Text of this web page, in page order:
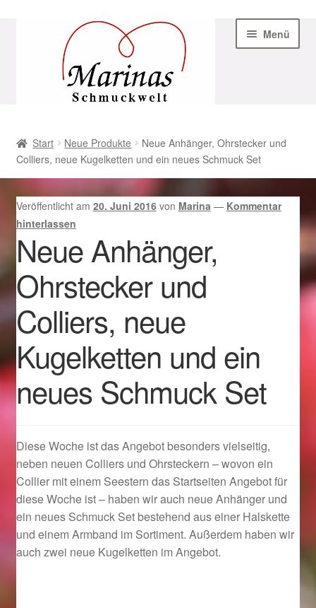
Navigation
Menü
AGB
Beispiel-Seite
Geschenke zu Ostern 2023
Geschenke zu Ostern 2024
Geschenkideen für Weihnachten 2022
Geschenkideen für Weihnachten 2023
Geschenkideen für Weihnachten 2025
Halloween Schmuck online kaufen 2015
Halloween Schmuck online kaufen 2016
Start Neue Produkte
Neue Anhänger, Ohrstecker und
Colliers, neue Kugelketten und ein neues Schmuck Set
Veröffentlicht am 20. Juni 2016 von Marina — Kommentar
hinterlassen
Neue Anhänger,
Ohrstecker und
Colliers, neue
Kugelketten und ein
neues Schmuck Set
Diese Woche ist das Angebot besonders vielseitig,
neben neuen Colliers und Ohrsteckern – wovon ein
Collier mit einem Seestern das Startseiten Angebot für
diese Woche ist – haben wir auch neue Anhänger und
ein neues Schmuck Set bestehend aus einer Halskette
und einem Armband im Sortiment. Außerdem haben wir
auch zwei neue Kugelketten im Angebot.